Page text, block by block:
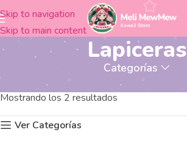
Skip to navigation
Skip to main content
Lapiceras
Categorías
Productos etiquetados “Lapiceras”
Mostrando los 2 resultados
Ver Categorías